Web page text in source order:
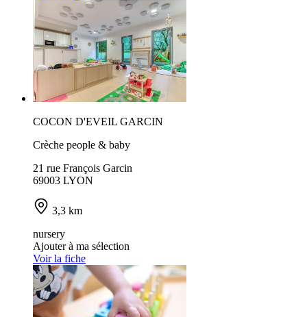
COCON D'EVEIL GARCIN
Crèche people & baby
21 rue François Garcin
69003 LYON
3,3 km
nursery
Ajouter à ma sélection
Voir la fiche